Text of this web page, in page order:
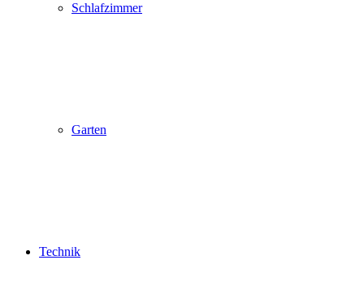
Schlafzimmer
Garten
Technik